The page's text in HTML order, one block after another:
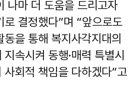
나마 더 도움을 드리고자
결정했다”며 “앞으로도
을 통해 복지사각지대의
속시켜 동행·매력 특별시
회적 책임을 다하겠다”고